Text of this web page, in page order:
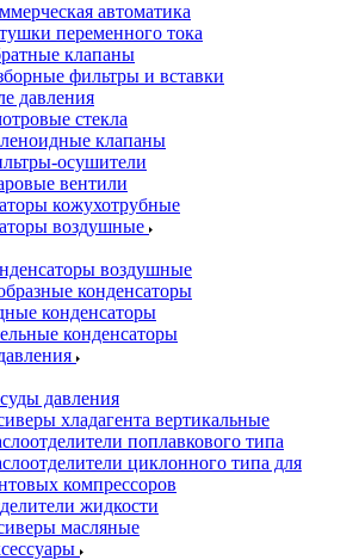
автоматика
переменного тока
клапаны
фильтры и вставки
давления
стекла
клапаны
осушители
вентили
кожухотрубные
воздушные
воздушные
конденсаторы
конденсаторы
конденсаторы
давления
хладагента вертикальные
поплавкового типа
циклонного типа для
компрессоров
жидкости
масляные